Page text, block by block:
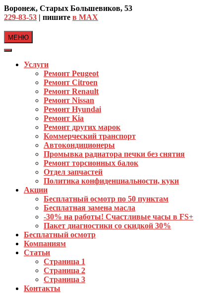
Skip
to
Воронеж, Старых Большевиков, 53
229-83-53 | пишите в MAX
МЕНЮ
Услуги
Ремонт Peugeot
Ремонт Citroen
Ремонт Renault
Ремонт Nissan
Ремонт Hyundai
Ремонт Kia
Ремонт других марок
Коммерческий транспорт
Автокондиционеры
Промывка радиатора печки без снятия
Ремонт торсионных балок
Отдел запчастей
Политика конфиденциальности, куки
Акции
Бесплатный осмотр по 50 пунктам
Бесплатная замена масла
-30% на работы! Счастливые часы в FS+
Пакет диагностики со скидкой 30%
Бесплатный осмотр
Компаниям
Статьи
Страница 1
Страница 2
Страница 3
Контакты